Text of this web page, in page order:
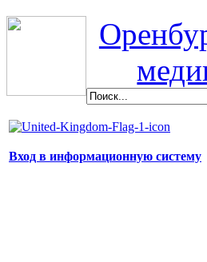
Вход в информационную систему